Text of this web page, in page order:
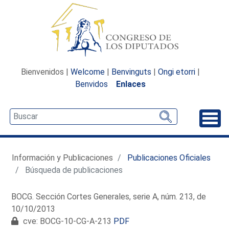
Bienvenidos | Welcome | Benvinguts | Ongi etorri |
Benvidos
Enlaces
Información y Publicaciones
Publicaciones Oficiales
Búsqueda de publicaciones
BOCG. Sección Cortes Generales, serie A, núm. 213, de
10/10/2013
cve: BOCG-10-CG-A-213 PDF